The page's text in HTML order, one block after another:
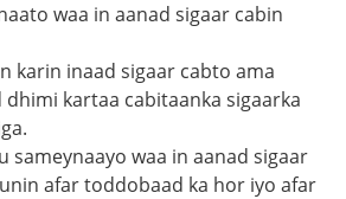
waa in aanad sigaar cabin
karin inaad sigaar cabto ama
kartaa cabitaanka sigaarka
sameynaayo waa in aanad sigaar
afar toddobaad ka hor iyo afar